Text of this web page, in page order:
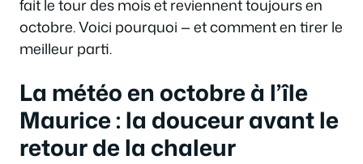
fait le tour des mois et reviennent toujours en
octobre. Voici pourquoi — et comment en tirer le
meilleur parti.
La météo en octobre à l’île
Maurice : la douceur avant le
retour de la chaleur